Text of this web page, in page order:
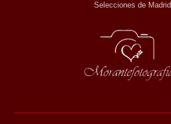
Selecciones de Madrid